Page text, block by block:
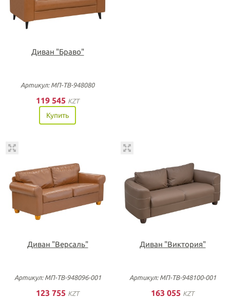
Диван "Браво"
Артикул: МП-ТВ-948080
119 545 KZT
Купить
Диван "Версаль"
Артикул: МП-ТВ-948096-001
123 755 KZT
Диван "Виктория"
Артикул: МП-ТВ-948100-001
163 055 KZT